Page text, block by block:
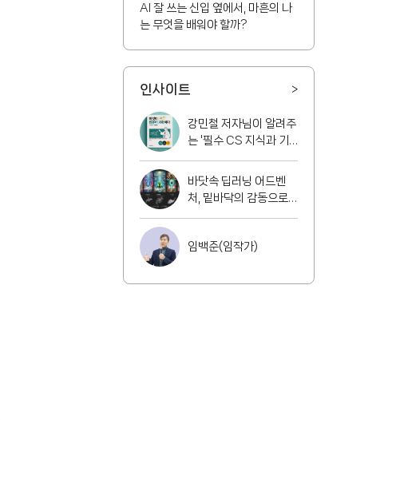
AI 잘 쓰는 신입 옆에서, 마흔의 나
는 무엇을 배워야 할까?
인사이트 >
강민철 저자님이 알려주
는 '필수 CS 지식과 기
바닷속 딥러닝 어드벤
처, 밑바닥의 감동으로
임백준(임작가)